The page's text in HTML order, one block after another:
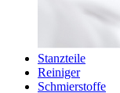
Stanzteile
Reiniger
Schmierstoffe